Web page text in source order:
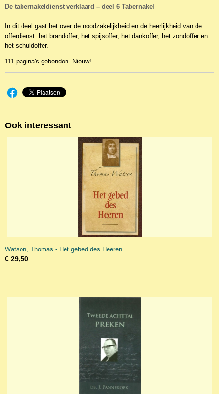
EAN code
De tabernakeldienst verklaard – deel 6 Tabernakel
In dit deel gaat het over de noodzakelijkheid en de heerlijkheid van de
offerdienst: het brandoffer, het spijsoffer, het dankoffer, het zondoffer en
het schuldoffer.
111 pagina's gebonden. Nieuw!
Ook interessant
Watson, Thomas - Het gebed des Heeren
€ 29,50